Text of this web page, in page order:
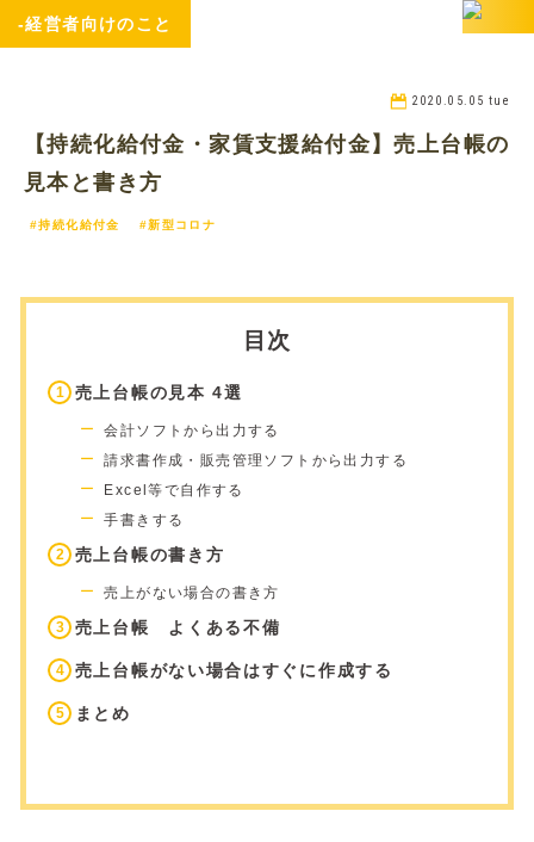
-経営者向けのこと
2020.05.05 tue
【持続化給付金・家賃支援給付金】売上台帳の
見本と書き方
#持続化給付金 #新型コロナ
目次
売上台帳の見本 4選
会計ソフトから出力する
請求書作成・販売管理ソフトから出力する
Excel等で自作する
手書きする
売上台帳の書き方
売上がない場合の書き方
売上台帳 よくある不備
売上台帳がない場合はすぐに作成する
まとめ